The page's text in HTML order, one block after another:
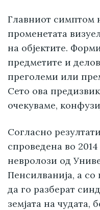
Главниот симптом
променетата
на објектите.
предметите и
преголеми или
Сето ова
очекуваме,
Согласно
спроведена во
невролози од
Пенсилванија, а
да го разберат
земјата на чудата,